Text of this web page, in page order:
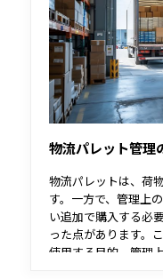
物流パレット管理
物流パレットは、荷
す。一方で、管理上
い追加で購入する必
った点があります。
使用する目的、管理